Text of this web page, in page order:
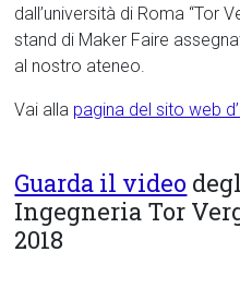
dall’università di Roma “Tor
stand di Maker Faire
al nostro ateneo.
Vai alla pagina del sito web
Guarda il video
Ingegneria Tor
2018